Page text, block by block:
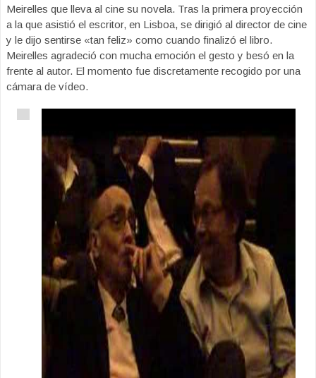
Meirelles que lleva al cine su novela. Tras la primera proyección
a la que asistió el escritor, en Lisboa, se dirigió al director de cine
y le dijo sentirse «tan feliz» como cuando finalizó el libro.
Meirelles agradeció con mucha emoción el gesto y besó en la
frente al autor. El momento fue discretamente recogido por una
cámara de vídeo.